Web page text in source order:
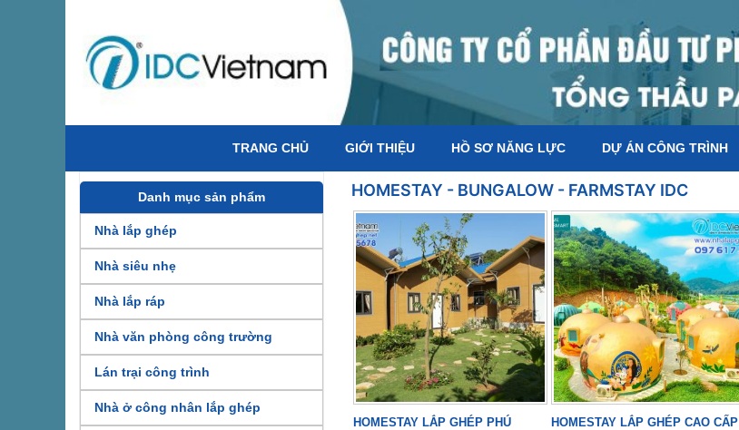
TRANG CHỦ GIỚI THIỆU HỒ SƠ NĂNG LỰC DỰ ÁN CÔNG TRÌNH
Danh mục sản phẩm
Nhà lắp ghép
Nhà siêu nhẹ
Nhà lắp ráp
Nhà văn phòng công trường
Lán trại công trình
Nhà ở công nhân lắp ghép
HOMESTAY - BUNGALOW - FARMSTAY IDC
HOMESTAY LẮP GHÉP PHÚ
HOMESTAY LẮP GHÉP CAO CẤP